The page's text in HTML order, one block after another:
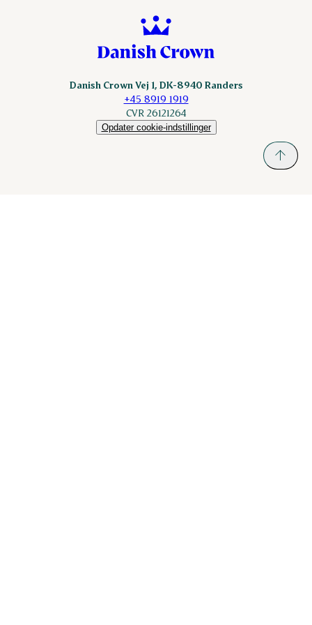
Danish Crown Vej 1, DK-8940 Randers
+45 8919 1919
CVR 26121264
Opdater cookie-indstillinger